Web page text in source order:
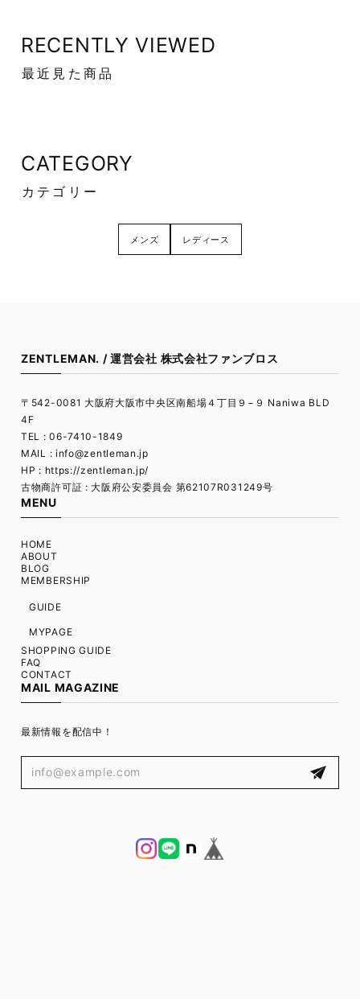
RECENTLY VIEWED
最近見た商品
CATEGORY
カテゴリー
メンズ レディース
ZENTLEMAN. / 運営会社 株式会社ファンブロス
〒542-0081 大阪府大阪市中央区南船場４丁目９−９ Naniwa BLD
4F
TEL : 06-7410-1849
MAIL : info@zentleman.jp
HP : https://zentleman.jp/
古物商許可証 : 大阪府公安委員会 第62107R031249号
MENU
HOME
ABOUT
BLOG
MEMBERSHIP
GUIDE
MYPAGE
SHOPPING GUIDE
FAQ
CONTACT
MAIL MAGAZINE
最新情報を配信中！